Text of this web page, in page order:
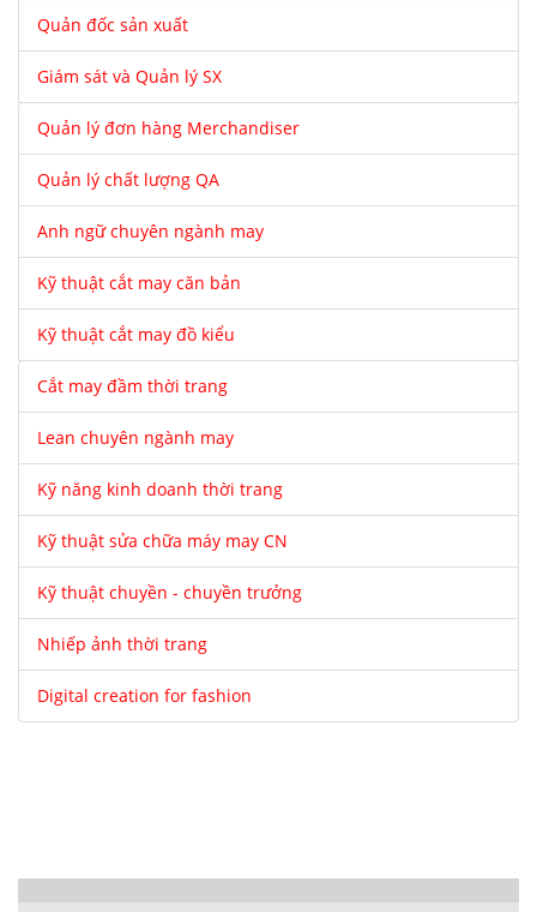
Quản đốc sản xuất
Giám sát và Quản lý SX
Quản lý đơn hàng Merchandiser
Quản lý chất lượng QA
Anh ngữ chuyên ngành may
Kỹ thuật cắt may căn bản
Kỹ thuật cắt may đồ kiểu
Cắt may đầm thời trang
Lean chuyên ngành may
Kỹ năng kinh doanh thời trang
Kỹ thuật sửa chữa máy may CN
Kỹ thuật chuyền - chuyền trưởng
Nhiếp ảnh thời trang
Digital creation for fashion